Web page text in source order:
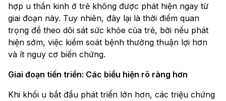
hợp u thần kinh ở trẻ không được phát hiện ngay từ
giai đoạn này. Tuy nhiên, đây lại là thời điểm quan
trọng để theo dõi sát sức khỏe của trẻ, bởi nếu phát
hiện sớm, việc kiểm soát bệnh thường thuận lợi hơn
và ít nguy cơ biến chứng.
Giai đoạn tiến triển: Các biểu hiện rõ ràng hơn
Khi khối u bắt đầu phát triển lớn hơn, các triệu chứng